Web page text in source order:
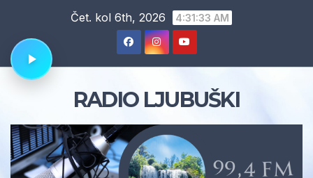
content
Čet. kol 6th, 2026 4:31:34 AM
RADIO LJUBUŠKI